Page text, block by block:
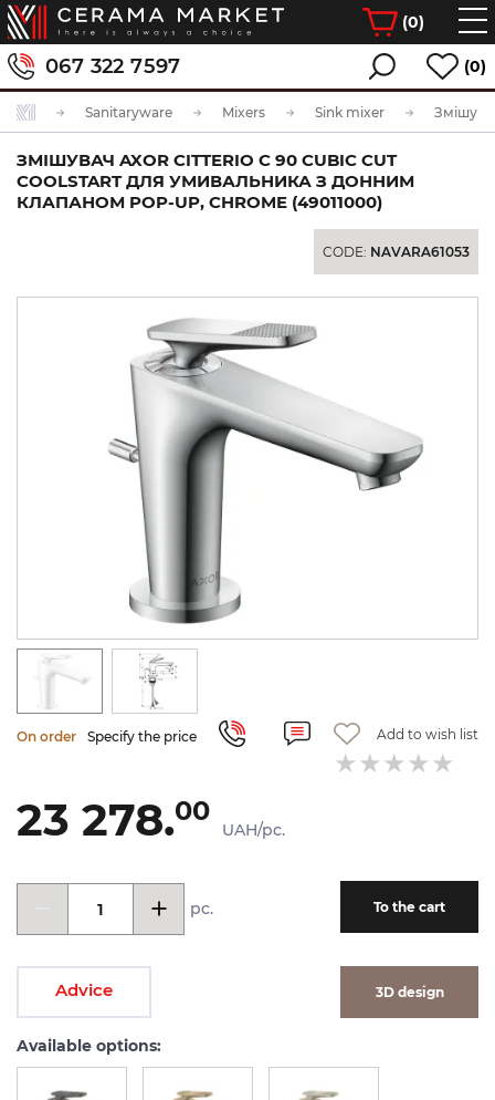
(0)
067 322 7597 (0)
Sanitaryware Mixers Sink mixer
ЗМІШУВАЧ AXOR CITTERIO C 90 CUBIC CUT
COOLSTART ДЛЯ УМИВАЛЬНИКА З ДОННИМ
КЛАПАНОМ POP-UP, CHROME (49011000)
CODE: NAVARA61053
On order Specify the price Add to wish list
23 278.00
UAH/pc.
pc. To the cart
Advice 3D design
Available options: